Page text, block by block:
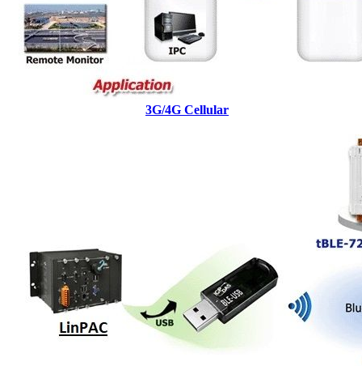
3G/4G Cellular